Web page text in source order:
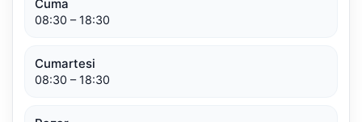
Cuma
08:30 – 18:30
Cumartesi
08:30 – 18:30